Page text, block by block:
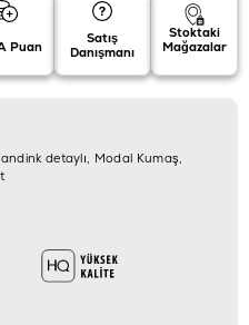
Puan
Satış
Danışmanı
Stoktaki
Mağazalar
detaylı, Modal Kumaş,